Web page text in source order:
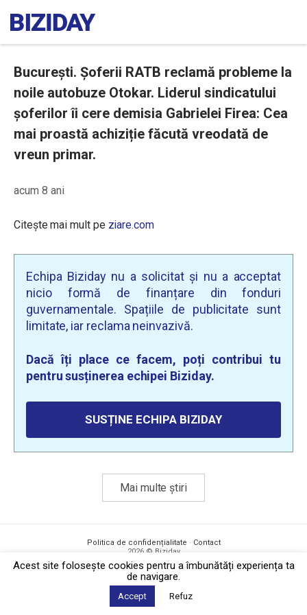
București. Șoferii RATB reclamă probleme la
noile autobuze Otokar. Liderul sindicatului
șoferilor îi cere demisia Gabrielei Firea: Cea
mai proastă achiziție făcută vreodată de
vreun primar.
acum 8 ani
Citește mai mult pe ziare.com
Echipa Biziday nu a solicitat și nu a acceptat
nicio formă de finanțare din fonduri
guvernamentale. Spațiile de publicitate sunt
limitate, iar reclama neinvazivă.
Dacă îți place ce facem, poți contribui tu
pentru susținerea echipei Biziday.
SUSȚINE ECHIPA BIZIDAY
Mai multe știri
Politica de confidențialitate · Contact
2026 © Biziday
Acest site foloseşte cookies pentru a îmbunătăți experiența ta
de navigare.
Accept Refuz